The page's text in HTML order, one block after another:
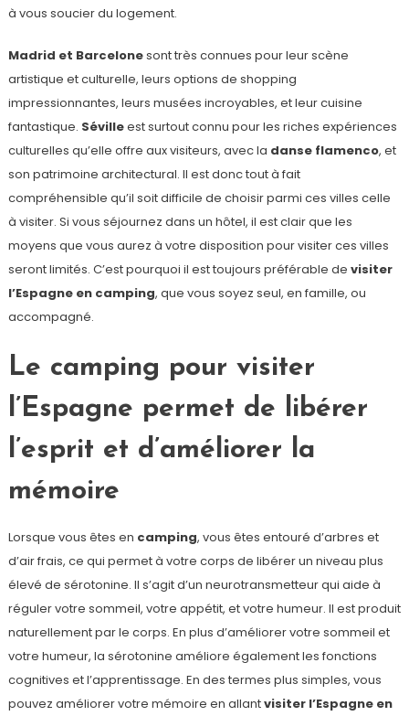
à vous soucier du logement.
Madrid et Barcelonesont très connues pour leur scène
artistique et culturelle, leurs options de shopping
impressionnantes, leurs musées incroyables, et leur cuisine
fantastique. Sévilleest surtout connu pour les riches expériences
culturelles qu’elle offre aux visiteurs, avec la danse flamenco, et
son patrimoine architectural. Il est donc tout à fait
compréhensible qu’il soit difficile de choisir parmi ces villes celle
à visiter. Si vous séjournez dans un hôtel, il est clair que les
moyens que vous aurez à votre disposition pour visiter ces villes
seront limités. C’est pourquoi il est toujours préférable de visiter
l’Espagne en camping, que vous soyez seul, en famille, ou
accompagné.
Le camping pour visiter
l’Espagne permet de libérer
l’esprit et d’améliorer la
mémoire
Lorsque vous êtes en camping, vous êtes entouré d’arbres et
d’air frais, ce qui permet à votre corps de libérer un niveau plus
élevé de sérotonine. Il s’agit d’un neurotransmetteur qui aide à
réguler votre sommeil, votre appétit, et votre humeur. Il est produit
naturellement par le corps. En plus d’améliorer votre sommeil et
votre humeur, la sérotonine améliore également les fonctions
cognitives et l’apprentissage. En des termes plus simples, vous
pouvez améliorer votre mémoire en allantvisiter l’Espagne en